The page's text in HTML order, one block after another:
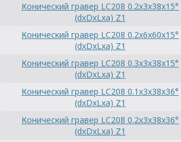
Конический гравер LC208 0.2x3x38x15°
(dxDxLxa) Z1
Конический гравер LC208 0.2x6x60x15°
(dxDxLxa) Z1
Конический гравер LC208 0.3x3x38x15°
(dxDxLxa) Z1
Конический гравер LC208 0.1x3x38x36°
(dxDxLxa) Z1
Конический гравер LC208 0.2x3x38x36°
(dxDxLxa) Z1